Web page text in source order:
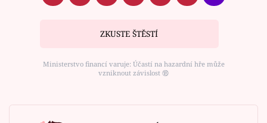
ZKUSTE ŠTĚSTÍ
Ministerstvo financí varuje: Účastí na hazardní hře může
vzniknout závislost ⑱